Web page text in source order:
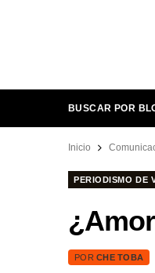
BUSCAR POR
Inicio
PERIODISMO DE
POR CHE TOBA